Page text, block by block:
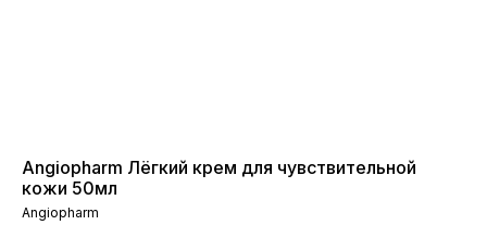
Angiopharm Лёгкий крем для чувствительной
кожи 50мл
Angiopharm